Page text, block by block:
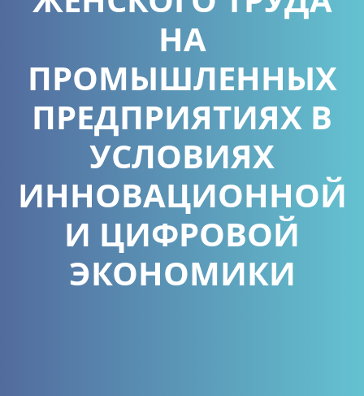
НА
ПРОМЫШЛЕННЫХ
ПРЕДПРИЯТИЯХ В
УСЛОВИЯХ
ИННОВАЦИОННОЙ
И ЦИФРОВОЙ
ЭКОНОМИКИ